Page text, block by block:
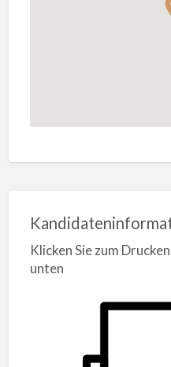
Klicken Sie zum
unten